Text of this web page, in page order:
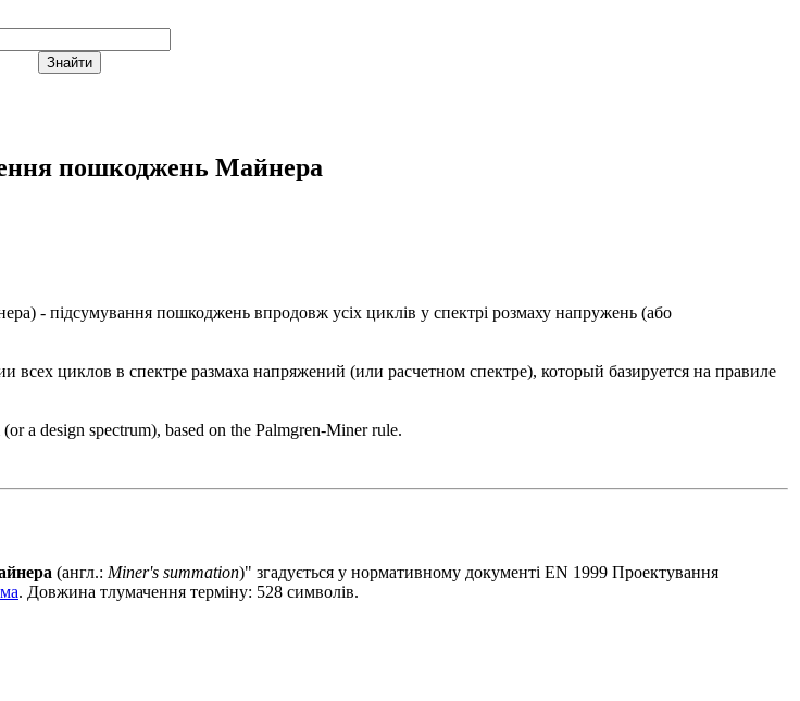
пошкоджень Майнера
) - підсумування пошкоджень впродовж усіх циклів у спектрі розмаху напружень (або
циклов в спектре размаха напряжений (или расчетном спектре), который базируется на правиле
a design spectrum), based on the Palmgren-Miner rule.
(англ.: Miner's summation)" згадується у нормативному документі EN 1999 Проектування
. Довжина тлумачення терміну: 528 символів.